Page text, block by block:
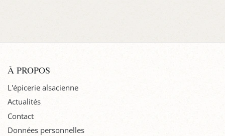
À PROPOS
L'épicerie alsacienne
Actualités
Contact
Données personnelles